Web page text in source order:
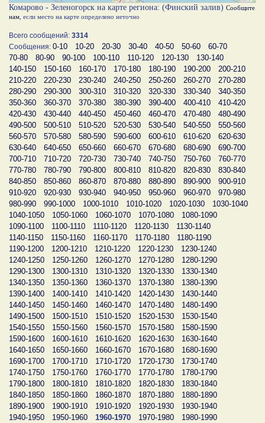
Комарово - Зеленогорск на карте региона: (Финский залив) Сообщите
нам , если место на карте определено неточно
Всего сообщений: 3314
Сообщения: 0-10 10-20 20-30 30-40 40-50 50-60
60-70
70-80
80-90 90-100 100-110 110-120 120-130
130-140
140-150
150-160 160-170 170-180 180-190 190-200
200-210
210-220
220-230 230-240 240-250 250-260 260-270
270-280
280-290
290-300 300-310 310-320 320-330 330-340
340-350
350-360
360-370 370-380 380-390 390-400 400-410
410-420
420-430
430-440 440-450 450-460 460-470 470-480
480-490
490-500
500-510 510-520 520-530 530-540 540-550
550-560
560-570
570-580 580-590 590-600 600-610 610-620
620-630
630-640
640-650 650-660 660-670 670-680 680-690
690-700
700-710
710-720 720-730 730-740 740-750 750-760
760-770
770-780
780-790 790-800 800-810 810-820 820-830
830-840
840-850
850-860 860-870 870-880 880-890 890-900
900-910
910-920
920-930 930-940 940-950 950-960 960-970
970-980
980-990
990-1000 1000-1010 1010-1020 1020-1030
1030-1040
1040-1050
1050-1060 1060-1070 1070-1080
1080-1090
1090-1100
1100-1110 1110-1120 1120-1130
1130-1140
1140-1150
1150-1160 1160-1170 1170-1180
1180-1190
1190-1200
1200-1210 1210-1220 1220-1230
1230-1240
1240-1250
1250-1260 1260-1270 1270-1280
1280-1290
1290-1300
1300-1310 1310-1320 1320-1330
1330-1340
1340-1350
1350-1360 1360-1370 1370-1380
1380-1390
1390-1400
1400-1410 1410-1420 1420-1430
1430-1440
1440-1450
1450-1460 1460-1470 1470-1480
1480-1490
1490-1500
1500-1510 1510-1520 1520-1530
1530-1540
1540-1550
1550-1560 1560-1570 1570-1580
1580-1590
1590-1600
1600-1610 1610-1620 1620-1630
1630-1640
1640-1650
1650-1660 1660-1670 1670-1680
1680-1690
1690-1700
1700-1710 1710-1720 1720-1730
1730-1740
1740-1750
1750-1760 1760-1770 1770-1780
1780-1790
1790-1800
1800-1810 1810-1820 1820-1830
1830-1840
1840-1850
1850-1860 1860-1870 1870-1880
1880-1890
1890-1900
1900-1910 1910-1920 1920-1930
1930-1940
1940-1950
1950-1960 1960-1970 1970-1980
1980-1990